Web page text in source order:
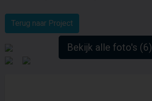
Terug naar Project
Bekijk alle foto's (6)